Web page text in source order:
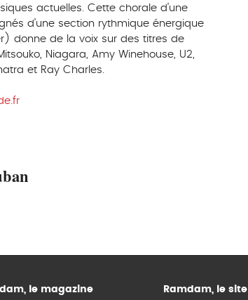
actuelles. Cette chorale d’une
d’une section rythmique énergique
donne de la voix sur des titres de
Niagara, Amy Winehouse, U2,
et Ray Charles.
le magazine Ramdam, le site